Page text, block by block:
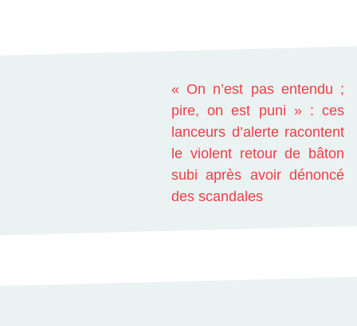
« On n’est pas entendu ;
pire, on est puni » : ces
lanceurs d’alerte racontent
le violent retour de bâton
subi après avoir dénoncé
des scandales